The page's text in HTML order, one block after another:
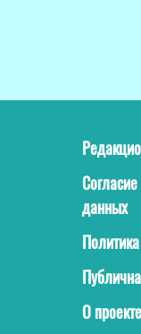
данных
О проекте